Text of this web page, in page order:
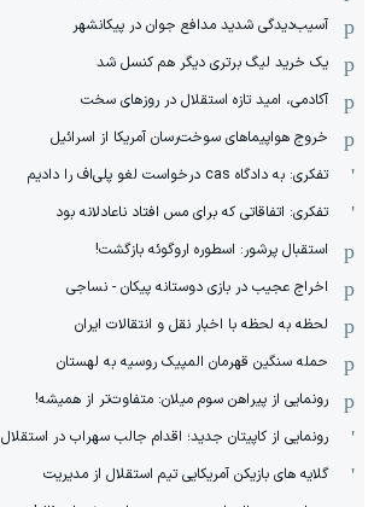
آسیب‌دیدگی شدید مدافع جوان در پیکانشهر
یک خرید لیگ برتری دیگر هم کنسل شد
آکادمی، امید تازه استقلال در روزهای سخت
خروج هواپیماهای سوخت‌رسان آمریکا از اسرائیل
تفکری: به دادگاه cas درخواست لغو پلی‌اف را دادیم
تفکری: اتفاقاتی که برای مس افتاد ناعادلانه بود
استقبال پرشور: اسطوره اروگوئه بازگشت!
اخراج عجیب در بازی دوستانه پیکان - نساجی
لحظه به لحظه با اخبار نقل و انتقالات ایران
حمله سنگین قهرمان المپیک روسیه به لهستان
رونمایی از پیراهن سوم میلان: متفاوت‌تر از همیشه!
رونمایی از کاپیتان جدید؛ اقدام جالب سهراب در استقلال
گلایه های بازیکن آمریکایی تیم استقلال از مدیریت